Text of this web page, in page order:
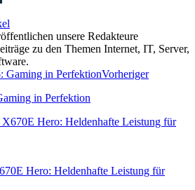
unsere Redakteure
zu den Themen Internet, IT, Server,
Vorheriger
in Perfektion
Hero: Heldenhafte Leistung für